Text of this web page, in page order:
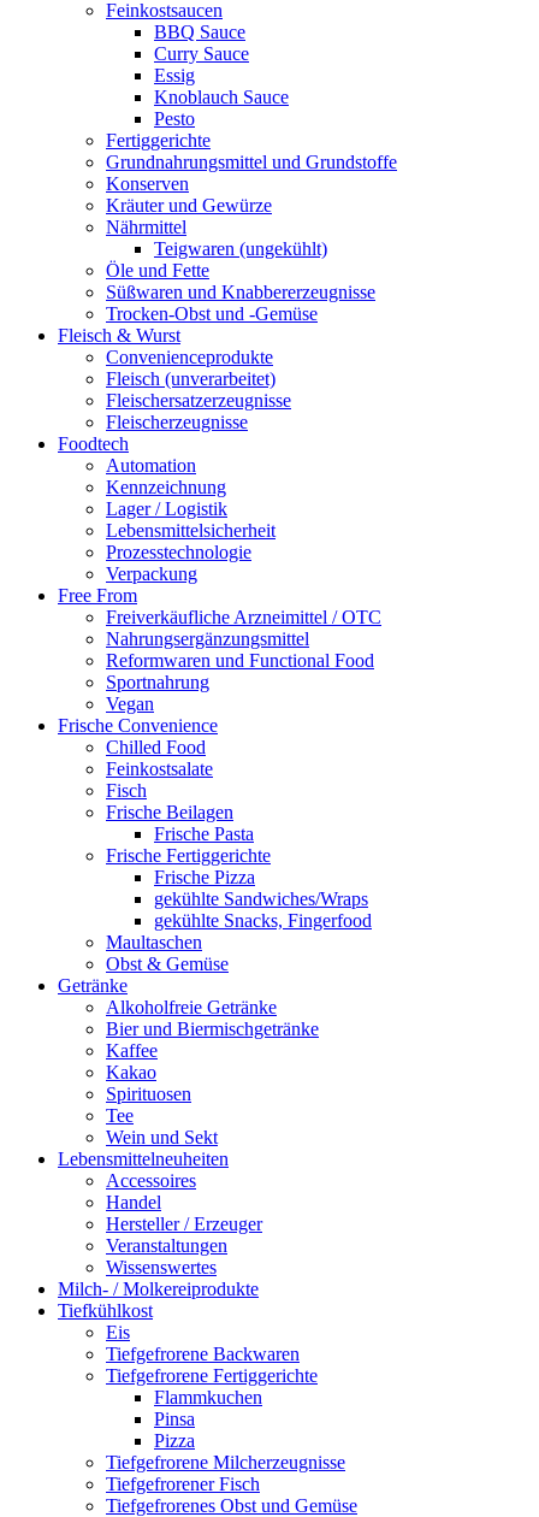
Feinkostsaucen
BBQ Sauce
Curry Sauce
Essig
Knoblauch Sauce
Pesto
Fertiggerichte
Grundnahrungsmittel und Grundstoffe
Konserven
Kräuter und Gewürze
Nährmittel
Teigwaren (ungekühlt)
Öle und Fette
Süßwaren und Knabbererzeugnisse
Trocken-Obst und -Gemüse
Fleisch & Wurst
Convenienceprodukte
Fleisch (unverarbeitet)
Fleischersatzerzeugnisse
Fleischerzeugnisse
Foodtech
Automation
Kennzeichnung
Lager / Logistik
Lebensmittelsicherheit
Prozesstechnologie
Verpackung
Free From
Freiverkäufliche Arzneimittel / OTC
Nahrungsergänzungsmittel
Reformwaren und Functional Food
Sportnahrung
Vegan
Frische Convenience
Chilled Food
Feinkostsalate
Fisch
Frische Beilagen
Frische Pasta
Frische Fertiggerichte
Frische Pizza
gekühlte Sandwiches/Wraps
gekühlte Snacks, Fingerfood
Maultaschen
Obst & Gemüse
Getränke
Alkoholfreie Getränke
Bier und Biermischgetränke
Kaffee
Kakao
Spirituosen
Tee
Wein und Sekt
Lebensmittelneuheiten
Accessoires
Handel
Hersteller / Erzeuger
Veranstaltungen
Wissenswertes
Milch- / Molkereiprodukte
Tiefkühlkost
Eis
Tiefgefrorene Backwaren
Tiefgefrorene Fertiggerichte
Flammkuchen
Pinsa
Pizza
Tiefgefrorene Milcherzeugnisse
Tiefgefrorener Fisch
Tiefgefrorenes Obst und Gemüse